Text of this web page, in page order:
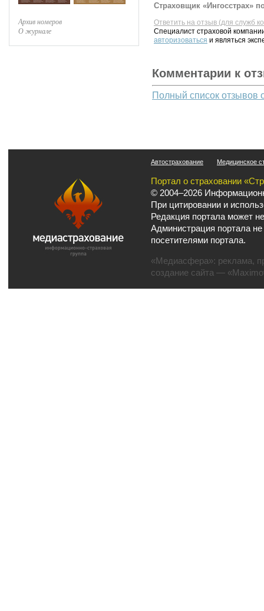
Архив номеров
О журнале
Страховщик «Ингосстрах»
Ответить на отзыв (для служб
Специалист страховой
авторизоваться и являться
Комментарии к
Полный список отзывов
Автострахование Медицинское
Портал о страховании
© 2004–2026
При цитировании и
Редакция портала может
Администрация портала
посетителями портала.
«Медиасфера»: реклама,
создание сайта —